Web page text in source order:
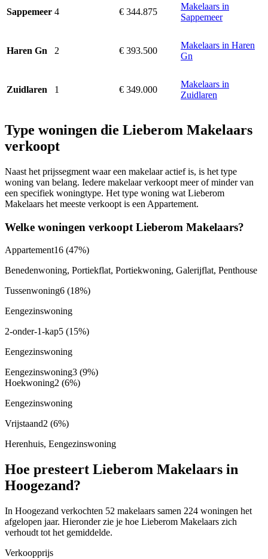
Sappemeer 4 € 344.875
Makelaars in
Sappemeer
Haren Gn 2 € 393.500
Makelaars in Haren
Gn
Zuidlaren 1 € 349.000
Makelaars in
Zuidlaren
Type woningen die Lieberom Makelaars
verkoopt
Naast het prijssegment waar een makelaar actief is, is het type
woning van belang. Iedere makelaar verkoopt meer of minder van
een specifiek woningtype. Het type woning wat Lieberom
Makelaars het meeste verkoopt is een Appartement.
Welke woningen verkoopt Lieberom Makelaars?
Appartement16 (47%)
Benedenwoning, Portiekflat, Portiekwoning, Galerijflat, Penthouse
Tussenwoning6 (18%)
Eengezinswoning
2-onder-1-kap5 (15%)
Eengezinswoning
Eengezinswoning3 (9%)
Hoekwoning2 (6%)
Eengezinswoning
Vrijstaand2 (6%)
Herenhuis, Eengezinswoning
Hoe presteert Lieberom Makelaars in
Hoogezand?
In Hoogezand verkochten 52 makelaars samen 224 woningen het
afgelopen jaar. Hieronder zie je hoe Lieberom Makelaars zich
verhoudt tot het gemiddelde.
Verkoopprijs